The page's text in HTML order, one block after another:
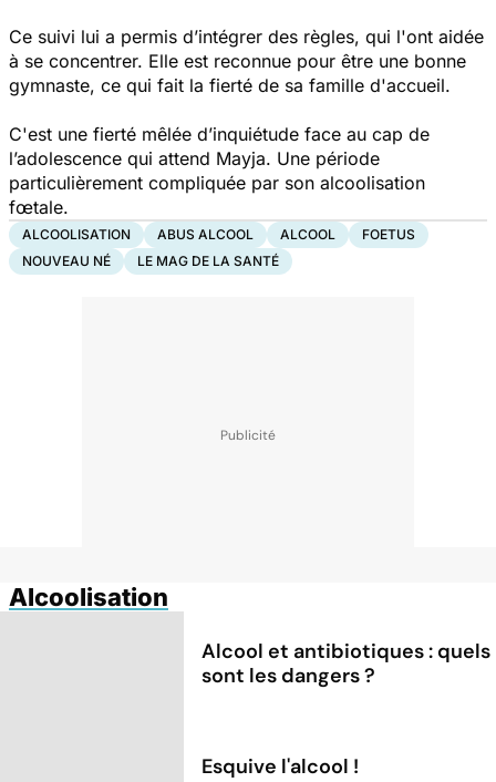
Ce suivi lui a permis d’intégrer des règles, qui l'ont aidée
à se concentrer. Elle est reconnue pour être une bonne
gymnaste, ce qui fait la fierté de sa famille d'accueil.
C'est une fierté mêlée d’inquiétude face au cap de
l’adolescence qui attend Mayja. Une période
particulièrement compliquée par son alcoolisation
fœtale.
ALCOOLISATION ABUS ALCOOL ALCOOL
FOETUS
NOUVEAU NÉ
LE MAG DE LA SANTÉ
Alcoolisation
Alcool et antibiotiques : quels
sont les dangers ?
Esquive l'alcool !